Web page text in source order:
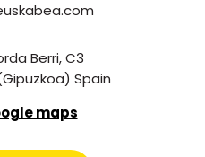
Berri, C3
Spain
maps